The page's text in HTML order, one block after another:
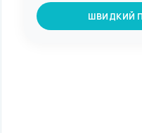
ШВИДКИЙ